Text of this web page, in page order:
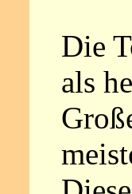
Die
als